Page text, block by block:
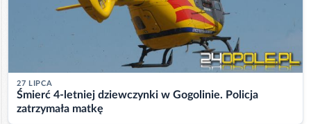
27 LIPCA
Śmierć 4-letniej dziewczynki w Gogolinie. Policja
zatrzymała matkę